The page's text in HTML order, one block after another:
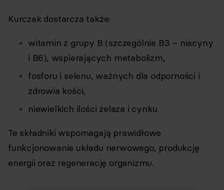
Kurczak dostarcza także:
witamin z grupy B (szczególnie B3 – niacyny
i B6), wspierających metabolizm,
fosforu i selenu, ważnych dla odporności i
zdrowia kości,
niewielkich ilości żelaza i cynku.
Te składniki wspomagają prawidłowe
funkcjonowanie układu nerwowego, produkcję
energii oraz regenerację organizmu.